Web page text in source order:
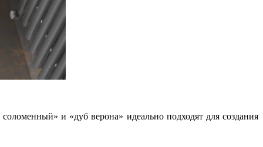
и «дуб верона» идеально подходят для создания